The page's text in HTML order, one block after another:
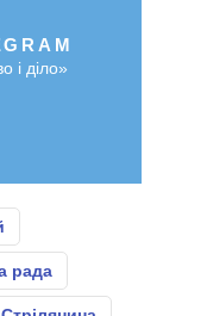
і діло»
рада